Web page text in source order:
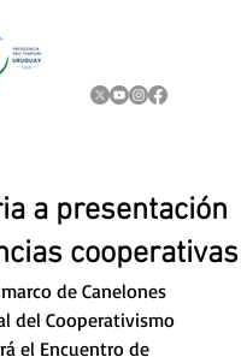
a presentación
cooperativas
de Canelones
del Cooperativismo
el Encuentro de